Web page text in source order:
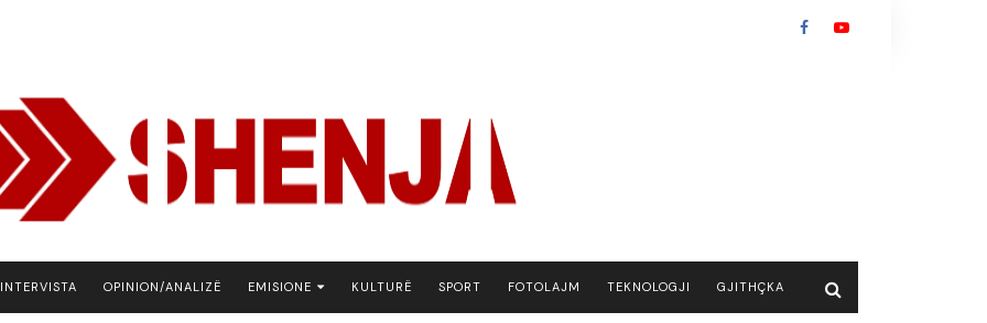
INTERVISTA OPINION/ANALIZË EMISIONE KULTURË SPORT FOTOLAJM TEKNOLOGJI GJITHÇKA